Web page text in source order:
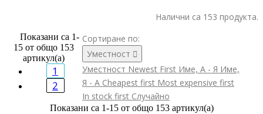
Налични са 153 продукта.
Сортиране по:
Уместност 
Уместност Newest First Име, А - Я Име,
Я - А Cheapest first Most expensive first
In stock first Случайно
Показани са 1-15 от общо 153 артикул(а)
Показани са 1-
15 от общо 153
артикул(а)
1
2